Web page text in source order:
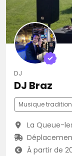
DJ
DJ Braz
Musique
La Queue-
À partir de